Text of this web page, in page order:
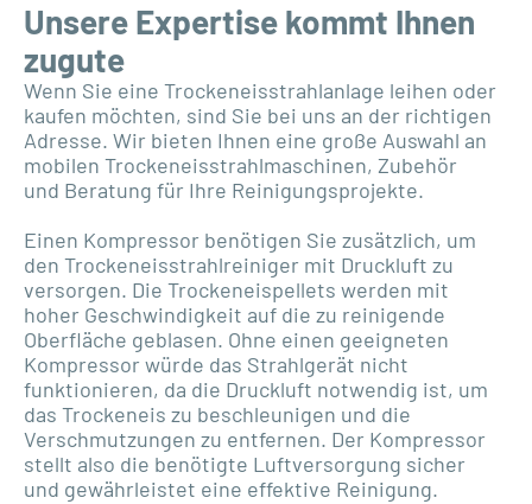
Unsere Expertise kommt Ihnen
zugute
Wenn Sie eine Trockeneisstrahlanlage leihen oder
kaufen möchten, sind Sie bei uns an der richtigen
Adresse. Wir bieten Ihnen eine große Auswahl an
mobilen Trockeneisstrahlmaschinen, Zubehör
und Beratung für Ihre Reinigungsprojekte.
Einen Kompressor benötigen Sie zusätzlich, um
den Trockeneisstrahlreiniger mit Druckluft zu
versorgen. Die Trockeneispellets werden mit
hoher Geschwindigkeit auf die zu reinigende
Oberfläche geblasen. Ohne einen geeigneten
Kompressor würde das Strahlgerät nicht
funktionieren, da die Druckluft notwendig ist, um
das Trockeneis zu beschleunigen und die
Verschmutzungen zu entfernen. Der Kompressor
stellt also die benötigte Luftversorgung sicher
und gewährleistet eine effektive Reinigung.